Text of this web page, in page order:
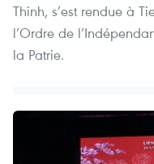
Thinh, s’est rendue à
l’Ordre de
la Patrie.